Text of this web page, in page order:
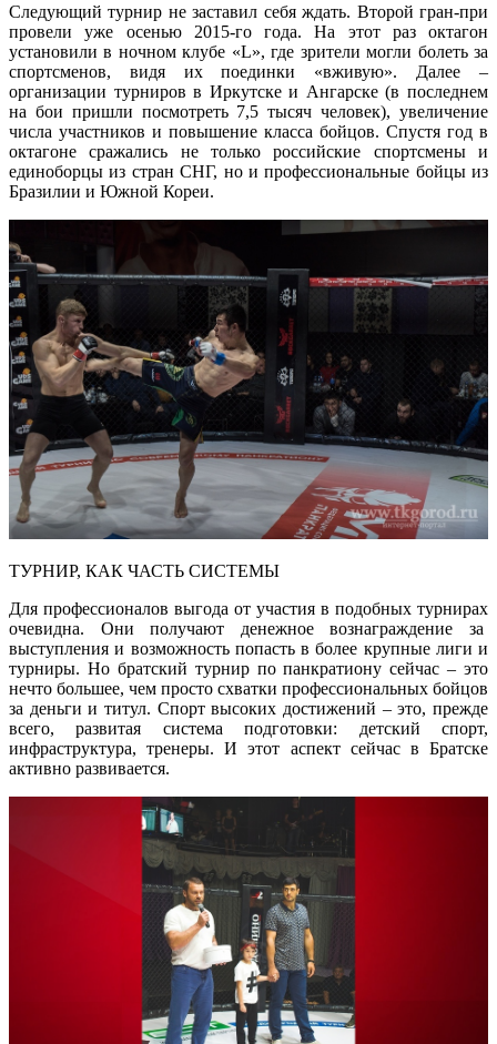
Следующий турнир не заставил себя ждать. Второй гран-при
провели уже осенью 2015-го года. На этот раз октагон
установили в ночном клубе «L», где зрители могли болеть за
спортсменов, видя их поединки «вживую». Далее –
организации турниров в Иркутске и Ангарске (в последнем
на бои пришли посмотреть 7,5 тысяч человек), увеличение
числа участников и повышение класса бойцов. Спустя год в
октагоне сражались не только российские спортсмены и
единоборцы из стран СНГ, но и профессиональные бойцы из
Бразилии и Южной Кореи.
ТУРНИР, КАК ЧАСТЬ СИСТЕМЫ
Для профессионалов выгода от участия в подобных турнирах
очевидна. Они получают денежное вознаграждение за
выступления и возможность попасть в более крупные лиги и
турниры. Но братский турнир по панкратиону сейчас – это
нечто большее, чем просто схватки профессиональных бойцов
за деньги и титул. Спорт высоких достижений – это, прежде
всего, развитая система подготовки: детский спорт,
инфраструктура, тренеры. И этот аспект сейчас в Братске
активно развивается.